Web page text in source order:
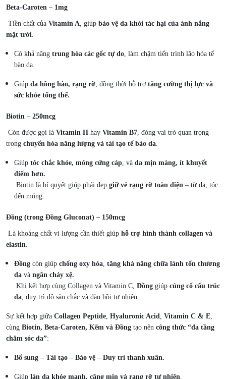
Beta-Caroten – 1mg
Tiền chất của Vitamin A, giúp bảo vệ da khỏi tác hại của ánh nắng
mặt trời.
Có khả năng trung hòa các gốc tự do, làm chậm tiến trình lão hóa tế
bào da.
Giúp da hồng hào, rạng rỡ, đồng thời hỗ trợ tăng cường thị lực và
sức khỏe tổng thể.
Biotin – 250mcg
Còn được gọi là Vitamin H hay Vitamin B7, đóng vai trò quan trọng
trong chuyển hóa năng lượng và tái tạo tế bào da.
Giúp tóc chắc khỏe, móng cứng cáp, và da mịn màng, ít khuyết
điểm hơn.
Biotin là bí quyết giúp phái đẹp giữ vẻ rạng rỡ toàn diện – từ da, tóc
đến móng.
Đồng (trong Đồng Gluconat) – 150mcg
Là khoáng chất vi lượng cần thiết giúp hỗ trợ hình thành collagen và
elastin.
Đồng còn giúp chống oxy hóa, tăng khả năng chữa lành tổn thương
da và ngăn chảy xệ.
Khi kết hợp cùng Collagen và Vitamin C, Đồng giúp củng cố cấu trúc
da, duy trì độ săn chắc và đàn hồi tự nhiên.
Sự kết hợp giữa Collagen Peptide, Hyaluronic Acid, Vitamin C & E,
cùng Biotin, Beta-Caroten, Kẽm và Đồng tạo nên công thức “đa tầng
chăm sóc da”:
Bổ sung – Tái tạo – Bảo vệ – Duy trì thanh xuân.
Giúp làn da khỏe mạnh, căng mịn và rạng rỡ tự nhiên.